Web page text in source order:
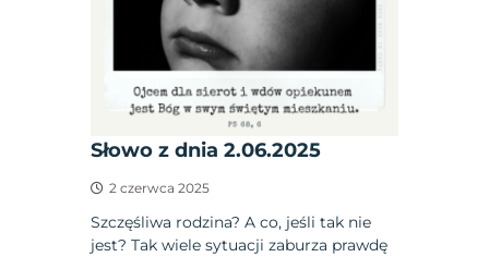
Słowo z dnia 2.06.2025
2 czerwca 2025
Szczęśliwa rodzina? A co, jeśli tak nie
jest? Tak wiele sytuacji zaburza prawdę